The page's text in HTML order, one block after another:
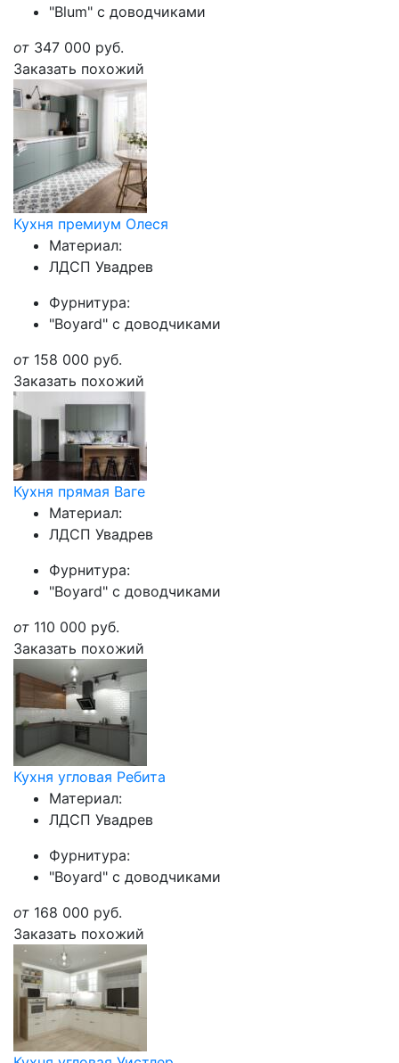
"Blum" с доводчиками
от 347 000 руб.
Заказать похожий
Кухня премиум Олеся
Материал:
ЛДСП Увадрев
Фурнитура:
"Boyard" с доводчиками
от 158 000 руб.
Заказать похожий
Кухня прямая Ваге
Материал:
ЛДСП Увадрев
Фурнитура:
"Boyard" с доводчиками
от 110 000 руб.
Заказать похожий
Кухня угловая Ребита
Материал:
ЛДСП Увадрев
Фурнитура:
"Boyard" с доводчиками
от 168 000 руб.
Заказать похожий